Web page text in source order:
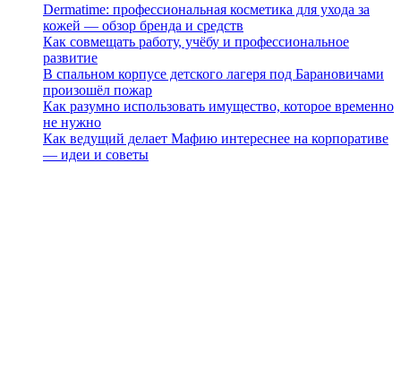
Dermatime: профессиональная косметика для ухода за
кожей — обзор бренда и средств
Как совмещать работу, учёбу и профессиональное
развитие
В спальном корпусе детского лагеря под Барановичами
произошёл пожар
Как разумно использовать имущество, которое временно
не нужно
Как ведущий делает Мафию интереснее на корпоративе
— идеи и советы